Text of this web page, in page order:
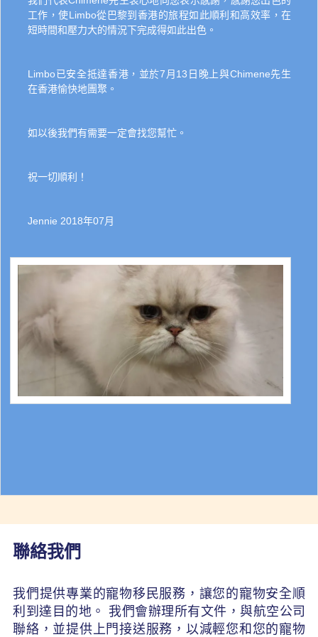
工作，使Limbo從巴黎到香港的旅程如此順利和高效率，在
短時間和壓力大的情況下完成得如此出色。
Limbo已安全抵達香港，並於7月13日晚上與Chimene先生
在香港愉快地團聚。
如以後我們有需要一定會找您幫忙。
祝一切順利！
Jennie 2018年07月
聯絡我們
我們提供專業的寵物移民服務，讓您的寵物安全順
利到達目的地。 我們會辦理所有文件，與航空公司
聯絡，並提供上門接送服務，以減輕您和您的寵物